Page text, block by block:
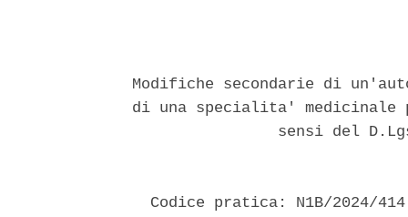
Modifiche secondarie di
di una specialita' medicinale
sensi del
Codice pratica: N1B/2024/